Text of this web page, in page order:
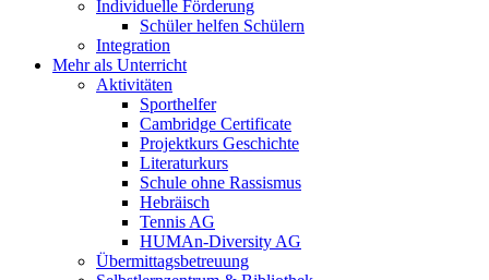
Individuelle Förderung
Schüler helfen Schülern
Integration
Mehr als Unterricht
Aktivitäten
Sporthelfer
Cambridge Certificate
Projektkurs Geschichte
Literaturkurs
Schule ohne Rassismus
Hebräisch
Tennis AG
HUMAn-Diversity AG
Übermittagsbetreuung